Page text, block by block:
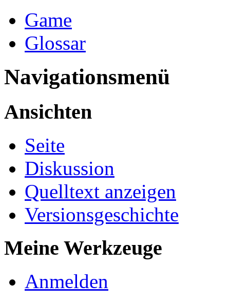
Game
Glossar
Navigationsmenü
Ansichten
Seite
Diskussion
Quelltext anzeigen
Versionsgeschichte
Meine Werkzeuge
Anmelden